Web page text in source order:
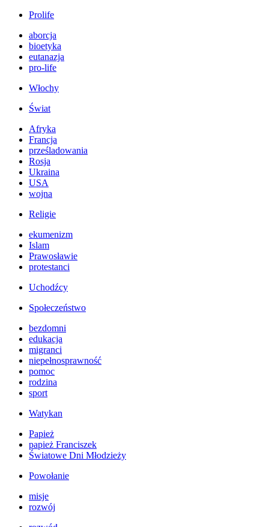
Prolife
aborcja
bioetyka
eutanazja
pro-life
Włochy
Świat
Afryka
Francja
prześladowania
Rosja
Ukraina
USA
wojna
Religie
ekumenizm
Islam
Prawosławie
protestanci
Uchodźcy
Społeczeństwo
bezdomni
edukacja
migranci
niepełnosprawność
pomoc
rodzina
sport
Watykan
Papież
papież Franciszek
Światowe Dni Młodzieży
Powołanie
misje
rozwój